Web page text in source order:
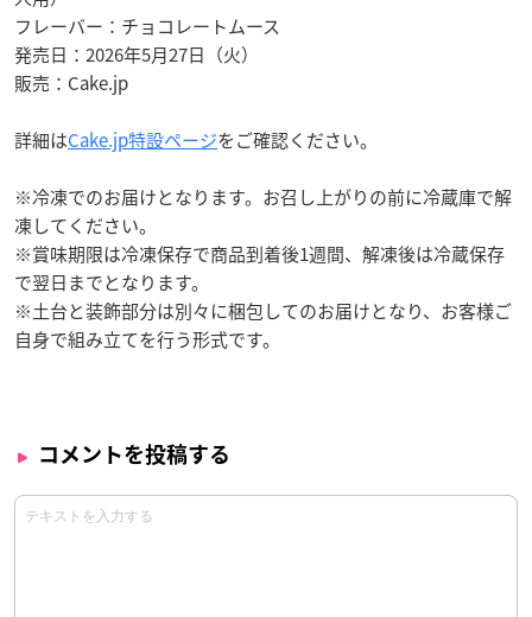
フレーバー：チョコレートムース
発売日：2026年5月27日（火）
販売：Cake.jp
詳細はCake.jp特設ページをご確認ください。
※冷凍でのお届けとなります。お召し上がりの前に冷蔵庫で解
凍してください。
※賞味期限は冷凍保存で商品到着後1週間、解凍後は冷蔵保存
で翌日までとなります。
※土台と装飾部分は別々に梱包してのお届けとなり、お客様ご
自身で組み立てを行う形式です。
コメントを投稿する